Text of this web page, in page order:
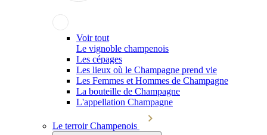
Voir tout
Le vignoble champenois
Les cépages
Les lieux où le Champagne prend vie
Les Femmes et Hommes de Champagne
La bouteille de Champagne
L'appellation Champagne
Le terroir Champenois